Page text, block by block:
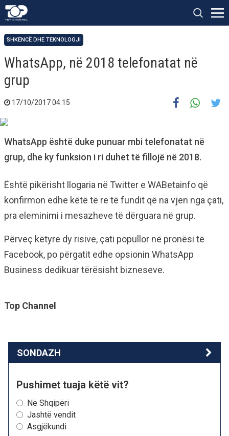
SHKENCË DHE TEKNOLOGJI
WhatsApp, në 2018 telefonatat në
grup
17/10/2017 04:15
WhatsApp është duke punuar mbi telefonatat në
grup, dhe ky funksion i ri duhet të fillojë në 2018.
Është pikërisht llogaria në Twitter e WABetainfo që
konfirmon edhe këtë të re të fundit që na vjen nga çati,
pra eleminimi i mesazheve të dërguara në grup.
Përveç këtyre dy risive, çati popullor në pronësi të
Facebook, po përgatit edhe opsionin WhatsApp
Business dedikuar tërësisht bizneseve.
Top Channel
SONDAZH
Pushimet tuaja këtë vit?
Në Shqipëri
Jashtë vendit
Asgjëkundi